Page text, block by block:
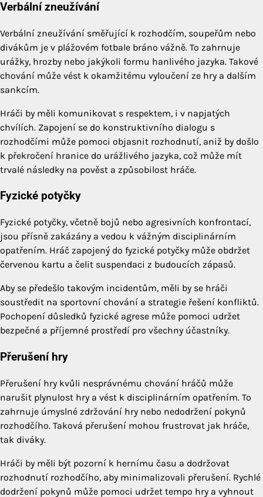
Verbální zneužívání
Verbální zneužívání směřující k rozhodčím, soupeřům nebo
divákům je v plážovém fotbale bráno vážně. To zahrnuje
urážky, hrozby nebo jakýkoli formu hanlivého jazyka. Takové
chování může vést k okamžitému vyloučení ze hry a dalším
sankcím.
Hráči by měli komunikovat s respektem, i v napjatých
chvílích. Zapojení se do konstruktivního dialogu s
rozhodčími může pomoci objasnit rozhodnutí, aniž by došlo
k překročení hranice do urážlivého jazyka, což může mít
trvalé následky na pověst a způsobilost hráče.
Fyzické potyčky
Fyzické potyčky, včetně bojů nebo agresivních konfrontací,
jsou přísně zakázány a vedou k vážným disciplinárním
opatřením. Hráč zapojený do fyzické potyčky může obdržet
červenou kartu a čelit suspendaci z budoucích zápasů.
Aby se předešlo takovým incidentům, měli by se hráči
soustředit na sportovní chování a strategie řešení konfliktů.
Pochopení důsledků fyzické agrese může pomoci udržet
bezpečné a příjemné prostředí pro všechny účastníky.
Přerušení hry
Přerušení hry kvůli nesprávnému chování hráčů může
narušit plynulost hry a vést k disciplinárním opatřením. To
zahrnuje úmyslné zdržování hry nebo nedodržení pokynů
rozhodčího. Taková přerušení mohou frustrovat jak hráče,
tak diváky.
Hráči by měli být pozorní k hernímu času a dodržovat
rozhodnutí rozhodčího, aby minimalizovali přerušení. Rychlé
dodržení pokynů může pomoci udržet tempo hry a vyhnout